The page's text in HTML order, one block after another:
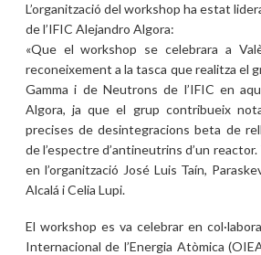
L’organització del workshop ha estat
de l’IFIC Alejandro Algora:
«Que el workshop se celebrara a
reconeixement a la tasca que realitza el
Gamma i de Neutrons de l’IFIC en
Algora, ja que el grup contribueix
precises de desintegracions beta de
de l’espectre d’antineutrins d’un
en l’organització José Luis Taín,
Alcalá i Celia Lupi.
El workshop es va celebrar en
Internacional de l’Energia Atòmica